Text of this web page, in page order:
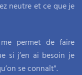
neutre et ce que je
permet de faire
si j’en ai besoin je
se connaît".